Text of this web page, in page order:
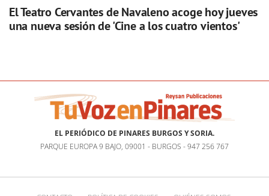
El Teatro Cervantes de Navaleno acoge hoy jueves
una nueva sesión de 'Cine a los cuatro vientos'
EL PERIÓDICO DE PINARES BURGOS Y SORIA.
PARQUE EUROPA 9 BAJO, 09001 - BURGOS - 947 256 767